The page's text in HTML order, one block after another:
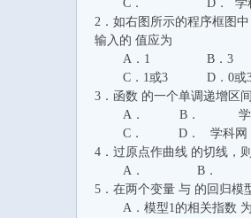
C． D． 学科
2．如右图所示的程序框图
输入的 值应为
A．1 B．3
C．1或3 D．0或3
3．函数 的一个单调递
A． B． 学科
C． D． 学科网
4．过原点作曲线 的切
A． B． C
5．在两个变量 与 的回
A．模型1的相关指数